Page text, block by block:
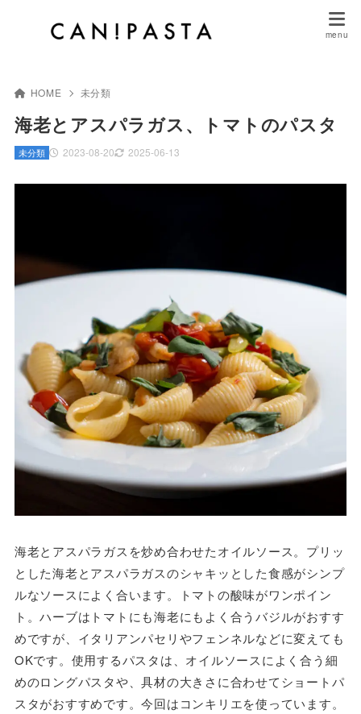
HOME 未分類
海老とアスパラガス、トマトのパスタ
2023-08-20 2025-06-13
未分類
海老とアスパラガスを炒め合わせたオイルソース。プリッ
とした海老とアスパラガスのシャキッとした食感がシンプ
ルなソースによく合います。トマトの酸味がワンポイン
ト。ハーブはトマトにも海老にもよく合うバジルがおすす
めですが、イタリアンパセリやフェンネルなどに変えても
OKです。使用するパスタは、オイルソースによく合う細
めのロングパスタや、具材の大きさに合わせてショートパ
スタがおすすめです。今回はコンキリエを使っています。